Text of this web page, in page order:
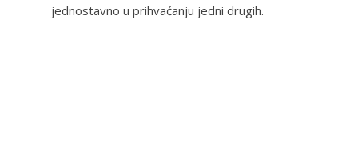
jednostavno u prihvaćanju jedni drugih.